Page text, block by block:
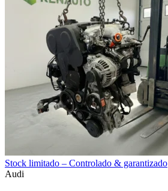
Stock limitado – Controlado & garantizado
Audi